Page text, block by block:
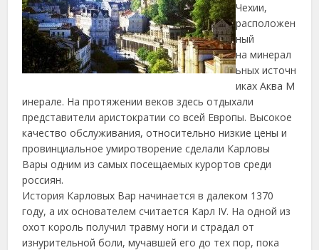
Чехии,
расположен
ный
на минерал
ьных источн
иках Аква М
инерале. На протяжении веков здесь отдыхали
представители аристократии со всей Европы. Высокое
качество обслуживания, относительно низкие цены и
провинциальное умиротворение сделали Карловы
Вары одним из самых посещаемых курортов среди
россиян.
История Карловых Вар начинается в далеком 1370
году, а их основателем считается Карл IV. На одной из
охот король получил травму ноги и страдал от
изнурительной боли, мучавшей его до тех пор, пока